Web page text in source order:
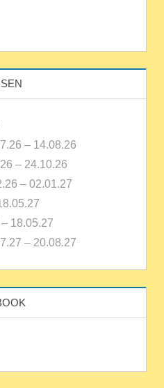
– 14.08.26
– 24.10.26
– 02.01.27
18.05.27
– 20.08.27